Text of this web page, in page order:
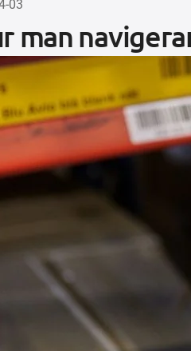
03
man